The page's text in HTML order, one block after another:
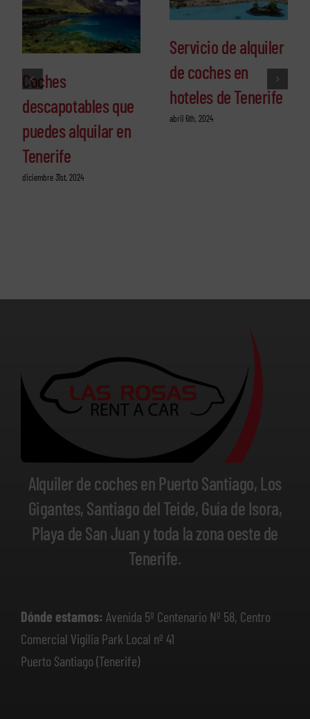
Coches
descapotables que
puedes alquilar en
Tenerife
diciembre 31st, 2024
Servicio de alquiler
de coches en
hoteles de Tenerife
abril 6th, 2024
Alquiler de coches en Puerto Santiago, Los
Gigantes, Santiago del Teide, Guía de Isora,
Playa de San Juan y toda la zona oeste de
Tenerife.
Dónde estamos: Avenida 5º Centenario Nº 58, Centro
Comercial Vigilia Park Local nº 41
Puerto Santiago (Tenerife)